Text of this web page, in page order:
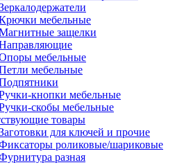
мебельные
защелки
мебельные
мебельные
кнопки мебельные
скобы мебельные
товары
для ключей и прочие
роликовые/шариковые
разная